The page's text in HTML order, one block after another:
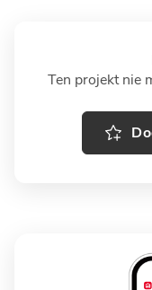
Ten projekt nie